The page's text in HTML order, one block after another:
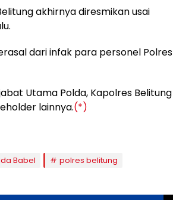
akhirnya diresmikan usai
dari infak para personel Polres
Utama Polda, Kapolres Belitung
lainnya.(*)
Babel
polres belitung